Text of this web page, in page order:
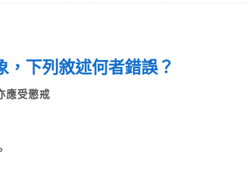
，下列敘述何者錯誤？
應受懲戒